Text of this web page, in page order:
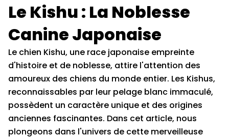
Le Kishu : La Noblesse
Canine Japonaise
Le chien Kishu, une race japonaise empreinte
d'histoire et de noblesse, attire l'attention des
amoureux des chiens du monde entier. Les Kishus,
reconnaissables par leur pelage blanc immaculé,
possèdent un caractère unique et des origines
anciennes fascinantes. Dans cet article, nous
plongeons dans l'univers de cette merveilleuse